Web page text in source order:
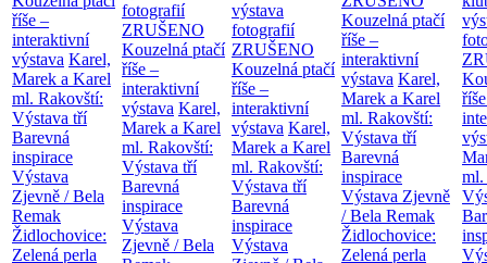
říše –
interaktivní
výstava Karel,
Marek a Karel
ml. Rakovští:
Výstava tří
Barevná
inspirace
Výstava
Zjevně / Bela
Remak
Židlochovice:
Zelená perla
fotografií
ZRUŠENO
Kouzelná ptačí
říše –
interaktivní
výstava Karel,
Marek a Karel
ml. Rakovští:
Výstava tří
Barevná
inspirace
Výstava
Zjevně / Bela
výstava
fotografií
ZRUŠENO
Kouzelná ptačí
říše –
interaktivní
výstava Karel,
Marek a Karel
ml. Rakovští:
Výstava tří
Barevná
inspirace
Výstava
Kouzelná ptačí
říše –
interaktivní
výstava Karel,
Marek a Karel
ml. Rakovští:
Výstava tří
Barevná
inspirace
Výstava Zjevně
/ Bela Remak
Židlochovice:
Zelená perla
ml.